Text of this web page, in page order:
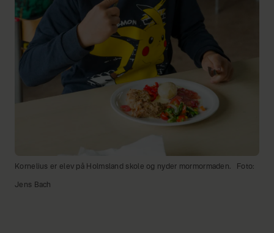
Kornelius er elev på Holmsland skole og nyder mormormaden. Foto:
Jens Bach